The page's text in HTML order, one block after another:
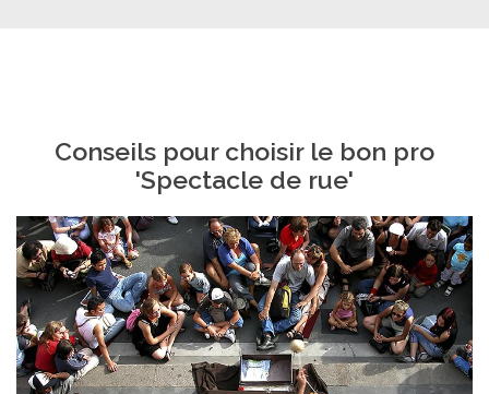
Conseils pour choisir le bon pro
'Spectacle de rue'